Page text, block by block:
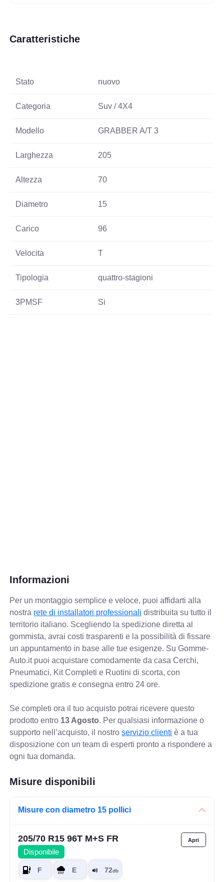
Caratteristiche
Stato nuovo
Categoria Suv / 4X4
Modello GRABBER A/T 3
Larghezza 205
Altezza 70
Diametro 15
Carico 96
Velocita T
Tipologia quattro-stagioni
3PMSF Si
Informazioni
Per un montaggio semplice e veloce, puoi affidarti alla
nostra rete di installatori professionali distribuita su tutto il
territorio italiano. Scegliendo la spedizione diretta al
gommista, avrai costi trasparenti e la possibilità di fissare
un appuntamento in base alle tue esigenze. Su Gomme-
Auto.it puoi acquistare comodamente da casa Cerchi,
Pneumatici, Kit Completi e Ruotini di scorta, con
spedizione gratis e consegna entro 24 ore.
Se completi ora il tuo acquisto potrai ricevere questo
prodotto entro 13 Agosto. Per qualsiasi informazione o
supporto nell’acquisto, il nostroservizio clienti è a tua
disposizione con un team di esperti pronto a rispondere a
ogni tua domanda.
Misure disponibili
Misure con diametro 15 pollici
205/70 R15 96T M+S FR
Disponibile